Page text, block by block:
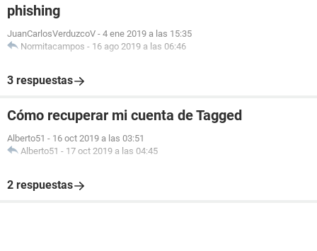
phishing
JuanCarlosVerduzcoV - 4 ene 2019 a las 15:35
Normitacampos - 16 ago 2019 a las 06:46
3 respuestas
Cómo recuperar mi cuenta de Tagged
Alberto51 - 16 oct 2019 a las 03:51
Alberto51 - 17 oct 2019 a las 04:45
2 respuestas